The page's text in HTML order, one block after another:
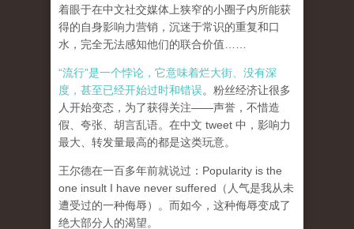
着眼于在中文社交媒体上狭窄的小圈子内所能获
得的自身影响力营销，沉迷于常识的重复和口
水，完全无法感知他们的联合价值……
“流行”是一个悖论，它意味着烂大街、没有深
度，甚至已经开始过时和错误。粉丝经济让很多
人开始变态，为了获得关注——声誉，不惜造
假、夸张、胡言乱语。在中文 tweet 中，影响力
最大、转发量最高的都是这类玩意。
王尔德在一百多年前就说过：Popularity is the
one insult I have never suffered（人气是我从未
遭受过的一种侮辱）。而如今，这种侮辱变成了
绝大部分人的渴望。